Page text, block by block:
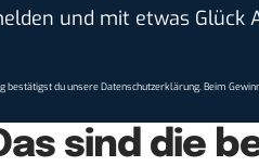
und mit etwas Glück
bestätigst du unsereDatenschutzerklärung. Beim
sind die